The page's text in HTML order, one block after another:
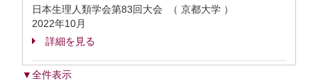
日本生理人類学会第83回大会 （ 京都大学 ）
2022年10月
詳細を見る
▼全件表示